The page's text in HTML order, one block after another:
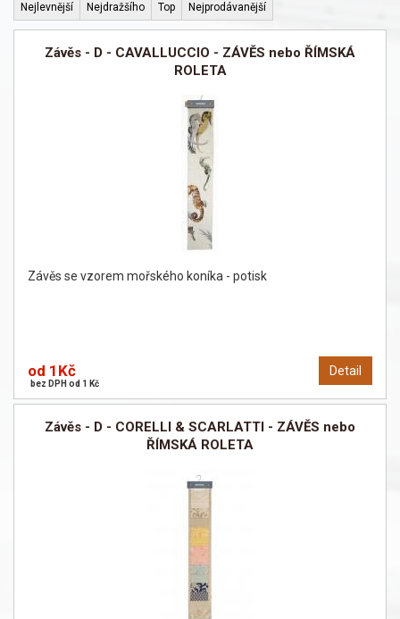
Nejlevnější Nejdražšího Top Nejprodávanější
Závěs - D - CAVALLUCCIO - ZÁVĚS nebo ŘÍMSKÁ
ROLETA
Závěs se vzorem mořského koníka - potisk
Detail
od 1Kč
bez DPH od 1 Kč
Závěs - D - CORELLI & SCARLATTI - ZÁVĚS nebo
ŘÍMSKÁ ROLETA